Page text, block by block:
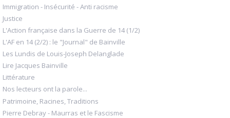
Immigration - Insécurité - Anti racisme
Justice
L'Action française dans la Guerre de 14 (1/2)
L'AF en 14 (2/2) : le "Journal" de Bainville
Les Lundis de Louis-Joseph Delanglade
Lire Jacques Bainville
Littérature
Nos lecteurs ont la parole...
Patrimoine, Racines, Traditions
Pierre Debray - Maurras et le Fascisme